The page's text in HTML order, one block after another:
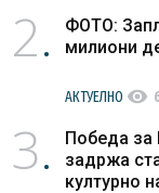
2
ФОТО:
милиони
АКТУЕЛНО visibility
3
Победа за
задржа
културно